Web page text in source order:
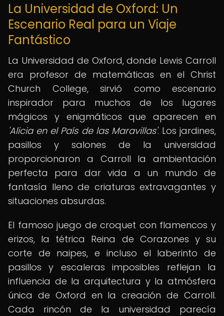
La Universidad de Oxford: Un
Escenario Real para un Viaje
Fantástico
La Universidad de Oxford, donde Lewis Carroll
era profesor de matemáticas en el Christ
Church College, sirvió como escenario
inspirador para muchos de los lugares
mágicos y enigmáticos que aparecen en
'Alicia en el País de las Maravillas'. Los jardines,
pasillos y salones de la universidad
proporcionaron a Carroll la ambientación
perfecta para dar vida a un mundo de
fantasía lleno de criaturas extravagantes y
situaciones absurdas.
El famoso juego de croquet con flamencos y
erizos, la tétrica Reina de Corazones y su
corte de naipes, e incluso el laberinto de
pasillos y escaleras imposibles reflejan la
influencia de la arquitectura y la atmósfera
única de Oxford en la creación de Carroll.
Cada rincón de la universidad parecía